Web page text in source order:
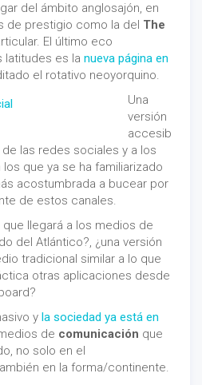
del ámbito anglosajón, en
de prestigio como la del The
El último eco
latitudes es la nueva página en
el rotativo neoyorquino.
Una
versión
accesib
las redes sociales y a los
que ya se ha familiarizado
acostumbrada a bucear por
de estos canales.
llegará a los medios de
del Atlántico?, ¿una versión
tradicional similar a lo que
otras aplicaciones desde
y la sociedad ya está en
de comunicación que
no solo en el
en la forma/continente.